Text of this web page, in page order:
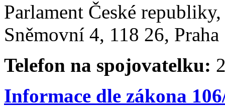
Parlament České
Sněmovní 4, 118 26,
Telefon na spojovatelku:
Informace dle zákona